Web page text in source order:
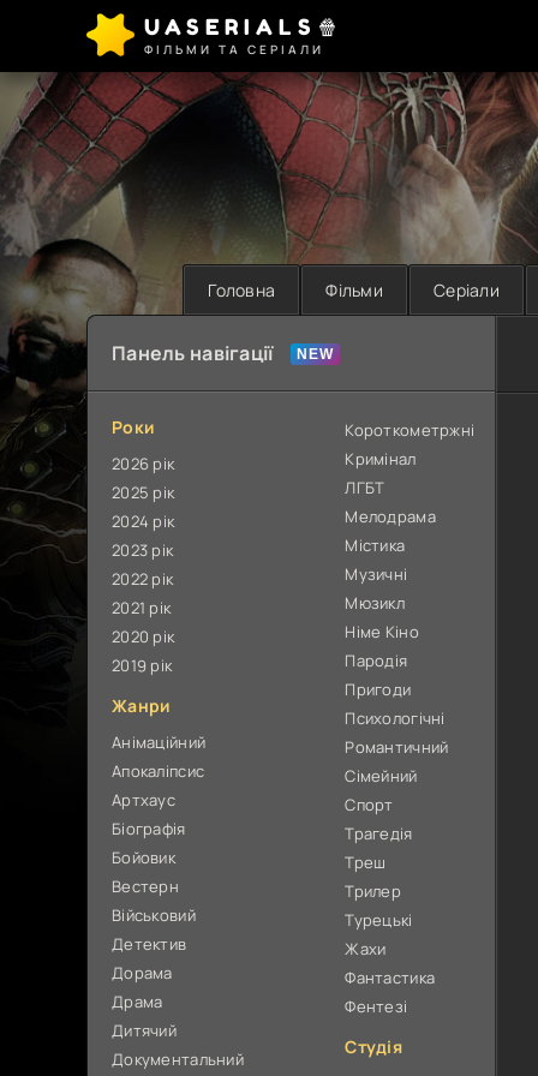
UASERIALS🍿
ФІЛЬМИ ТА СЕРІАЛИ
Головна Фільми Серіали
Панель навігації
Роки
2026 рік
2025 рік
2024 рік
2023 рік
2022 рік
2021 рік
2020 рік
2019 рік
Жанри
Анімаційний
Апокаліпсис
Артхаус
Біографія
Бойовик
Вестерн
Військовий
Детектив
Дорама
Драма
Дитячий
Документальний
Короткометржні
Кримінал
ЛГБТ
Мелодрама
Містика
Музичні
Мюзикл
Німе Кіно
Пародія
Пригоди
Психологічні
Романтичний
Сімейний
Спорт
Трагедія
Треш
Трилер
Турецькі
Жахи
Фантастика
Фентезі
Студія